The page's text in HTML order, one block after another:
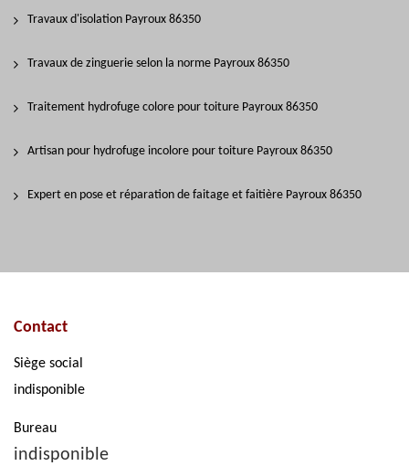
Travaux d'isolation Payroux 86350
Travaux de zinguerie selon la norme Payroux 86350
Traitement hydrofuge colore pour toiture Payroux 86350
Artisan pour hydrofuge incolore pour toiture Payroux 86350
Expert en pose et réparation de faitage et faitière Payroux 86350
Contact
Siège social
indisponible
Bureau
indisponible